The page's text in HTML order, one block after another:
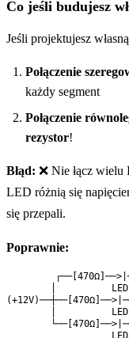
Co jeśli budujesz
Jeśli projektujesz
Połączenie
każdy segment
Połączenie
rezystor!
Błąd: ❌ Nie łącz
LED różnią się
się przepali.
Poprawnie:
│
│